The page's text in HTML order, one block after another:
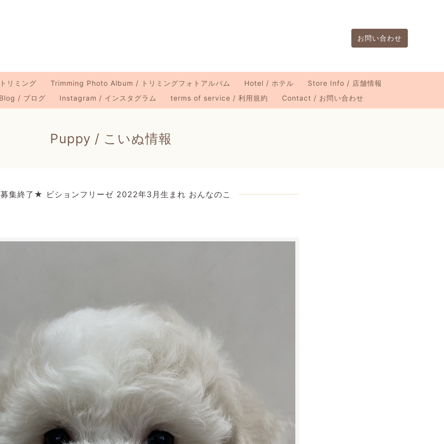
お問い合わせ
リミング Trimming Photo Album / トリミングフォトアルバム Hotel / ホテル
Store Info / 店舗情報
/ ブログ
Instagram / インスタグラム terms of service / 利用規約 Contact / お問い合わせ
Puppy / こいぬ情報
集終了★ ビションフリーゼ 2022年3月生まれ おんなのこ